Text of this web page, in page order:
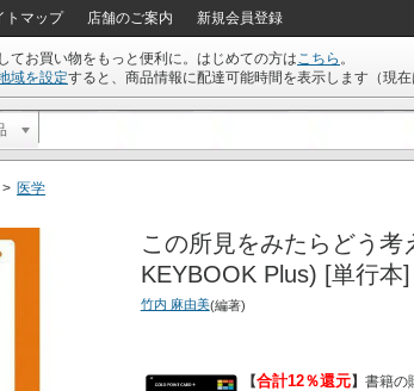
トマップ 店舗のご案内 新規会員登録
てお買い物をもっと便利に。はじめての方はこちら 。
域を設定すると、商品情報に配達可能時間を表示します（現在
> 医学
この所見をみたらどう
KEYBOOK Plus) [単行本]
竹内 麻由美(編著)
【合計12％還元】 書籍の